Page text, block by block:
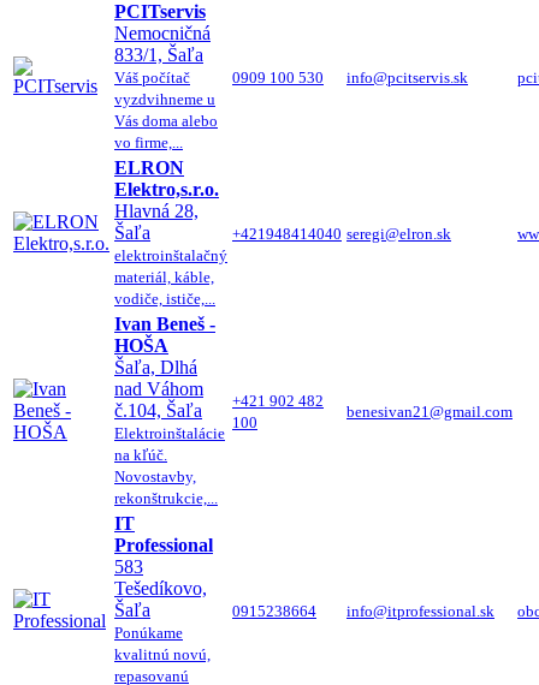
PCITservis
Nemocničná
833/1, Šaľa
Váš počítač
vyzdvihneme u
Vás doma alebo
vo firme,...
0909 100 530 info@pcitservis.sk
ELRON
Elektro,s.r.o.
Hlavná 28,
Šaľa
elektroinštalačný
materiál, káble,
vodiče, ističe,...
+421948414040 seregi@elron.sk
Ivan Beneš -
HOŠA
Šaľa, Dlhá
nad Váhom
č.104, Šaľa
Elektroinštalácie
na kľúč.
Novostavby,
rekonštrukcie,...
+421 902 482
100
benesivan21@gmail.com
IT
Professional
583
Tešedíkovo,
Šaľa
Ponúkame
kvalitnú novú,
repasovanú
0915238664 info@itprofessional.sk